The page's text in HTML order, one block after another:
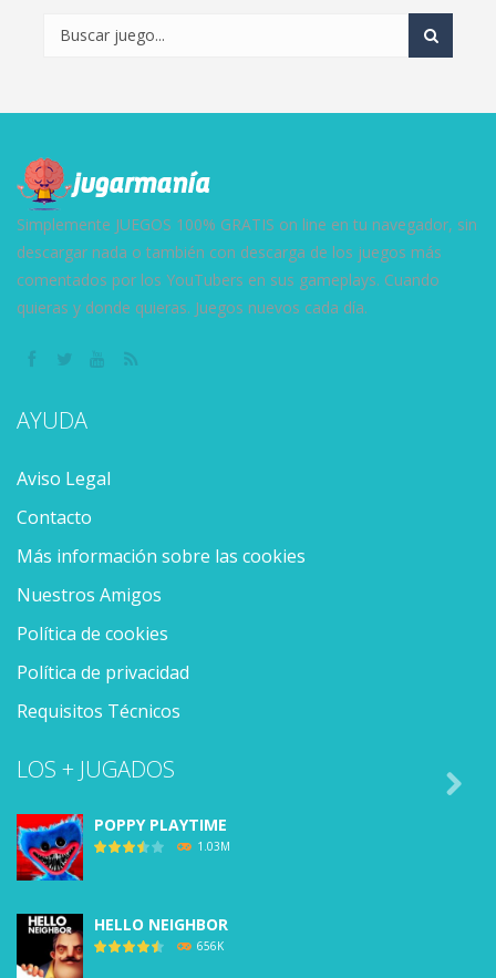
Simplemente JUEGOS 100% GRATIS on line en tu navegador, sin
descargar nada o también con descarga de los juegos más
comentados por los YouTubers en sus gameplays. Cuando
quieras y donde quieras. Juegos nuevos cada día.
AYUDA
Aviso Legal
Contacto
Más información sobre las cookies
Nuestros Amigos
Política de cookies
Política de privacidad
Requisitos Técnicos
LOS + JUGADOS
POPPY PLAYTIME
1.03M
HELLO NEIGHBOR
656K
